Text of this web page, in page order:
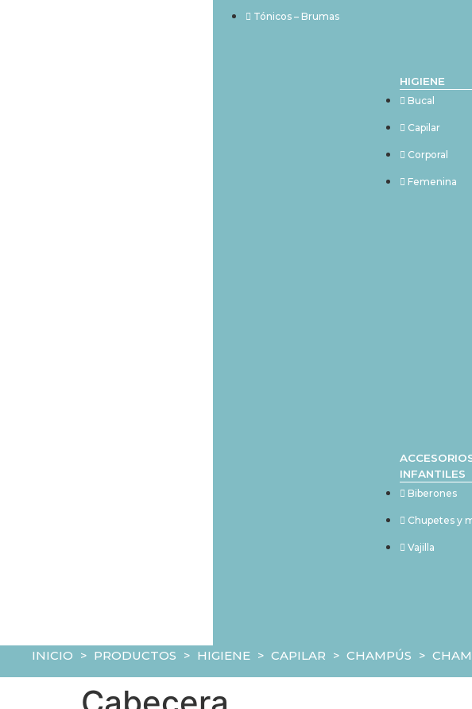
Tónicos – Brumas
HIGIENE
Bucal
Capilar
Corporal
Femenina
INFANTILES
Biberones
Chupetes y
Vajilla
INICIO > PRODUCTOS > HIGIENE >CAPILAR >CHAMPÚS >